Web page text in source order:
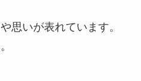
思いが表れています。